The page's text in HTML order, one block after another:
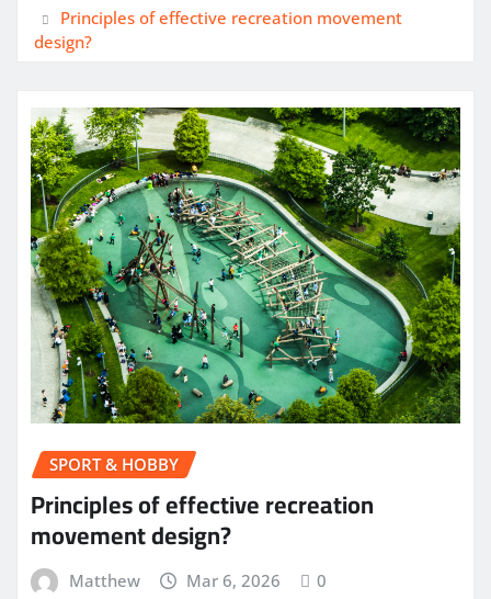
Principles of effective recreation movement
design?
SPORT & HOBBY
Principles of effective recreation
movement design?
Matthew Mar 6, 2026 0